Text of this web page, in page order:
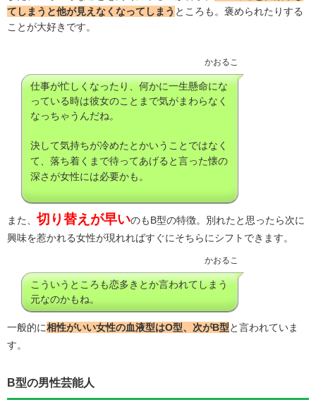
てしまうと他が見えなくなってしまう ところも。褒められたりする
ことが大好きです。
かおるこ
仕事が忙しくなったり、何かに一生懸命にな
っている時は彼女のことまで気がまわらなく
なっちゃうんだね。
決して気持ちが冷めたとかいうことではなく
て、落ち着くまで待ってあげると言った懐の
深さが女性には必要かも。
また、 切り替えが早いのもB型の特徴。別れたと思ったら次に
興味を惹かれる女性が現れればすぐにそちらにシフトできます。
かおるこ
こういうところも恋多きとか言われてしまう
元なのかもね。
一般的に相性がいい女性の血液型はO型、次がB型と言われていま
す。
B型の男性芸能人